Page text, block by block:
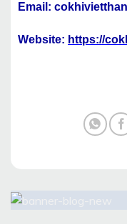
Email:
Website: https://